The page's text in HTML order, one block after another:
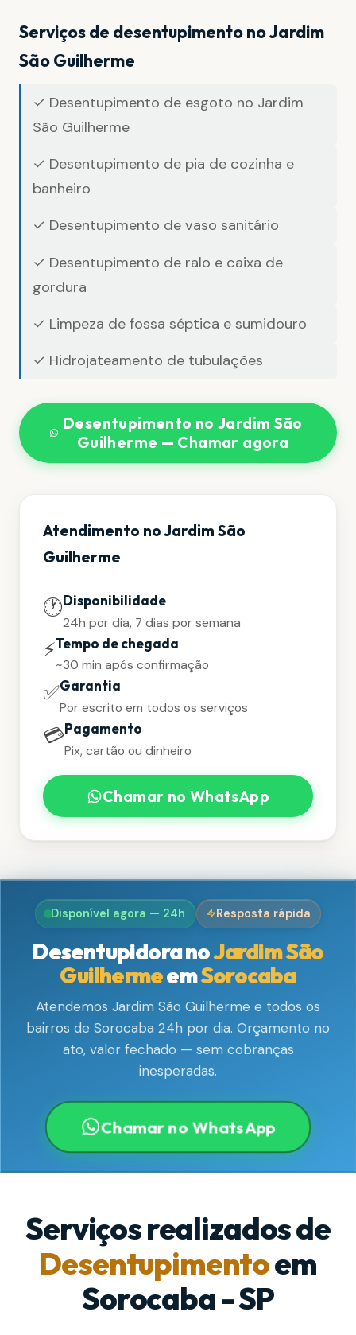
Serviços de desentupimento no Jardim
São Guilherme
✓ Desentupimento de esgoto no Jardim
São Guilherme
✓ Desentupimento de pia de cozinha e
banheiro
✓ Desentupimento de vaso sanitário
✓ Desentupimento de ralo e caixa de
gordura
✓ Limpeza de fossa séptica e sumidouro
✓ Hidrojateamento de tubulações
Desentupimento no Jardim São
Guilherme — Chamar agora
Atendimento no Jardim São
Guilherme
🕐Disponibilidade
24h por dia, 7 dias por semana
⚡Tempo de chegada
~30 min após confirmação
✅Garantia
Por escrito em todos os serviços
💳Pagamento
Pix, cartão ou dinheiro
Chamar no WhatsApp
Disponível agora — 24h Resposta rápida
Desentupidora noJardim São
GuilhermeemSorocaba
Atendemos Jardim São Guilherme e todos os
bairros de Sorocaba 24h por dia. Orçamento no
ato, valor fechado — sem cobranças
inesperadas.
Chamar no WhatsApp
Serviços realizados de
Desentupimentoem
Sorocaba - SP